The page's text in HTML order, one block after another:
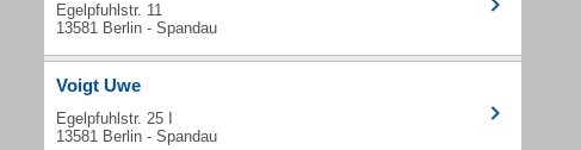
Egelpfuhlstr. 11
13581 Berlin - Spandau
Voigt Uwe
Egelpfuhlstr. 25 I
13581 Berlin - Spandau